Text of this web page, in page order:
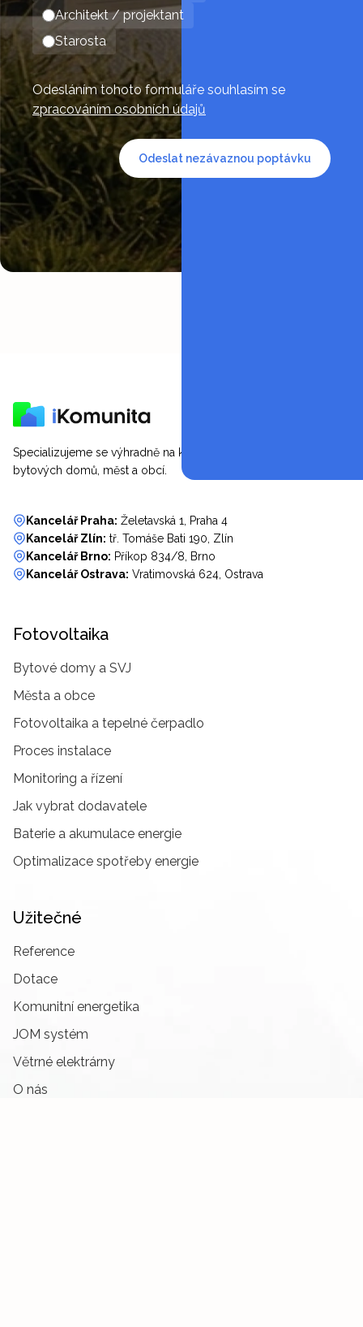
Architekt / projektant
Starosta
Odesláním tohoto formuláře souhlasím se
zpracováním osobních údajů
Odeslat nezávaznou poptávku
Specializujeme se výhradně na komunitní energetiku SVJ,
bytových domů, měst a obcí.
Kancelář Praha: Želetavská 1, Praha 4
Kancelář Zlín: tř. Tomáše Bati 190, Zlín
Kancelář Brno: Příkop 834/8, Brno
Kancelář Ostrava: Vratimovská 624, Ostrava
Fotovoltaika
Bytové domy a SVJ
Města a obce
Fotovoltaika a tepelné čerpadlo
Proces instalace
Monitoring a řízení
Jak vybrat dodavatele
Baterie a akumulace energie
Optimalizace spotřeby energie
Užitečné
Reference
Dotace
Komunitní energetika
JOM systém
Větrné elektrárny
O nás